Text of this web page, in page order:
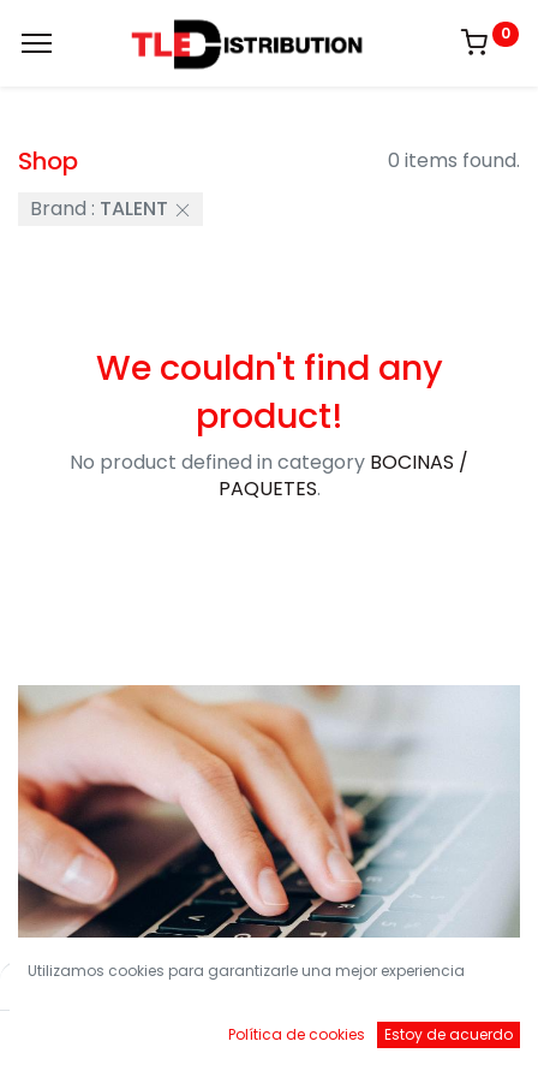
Filters Default
0
Shop
0 items found.
Brand : TALENT
We couldn't find any
product!
No product defined in category BOCINAS /
PAQUETES.
¡Conviértete en nuestro Socio!
Utilizamos cookies para garantizarle una mejor experiencia
Política de cookies Estoy de acuerdo